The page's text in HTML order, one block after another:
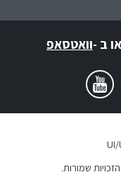
או ב -וואטסאפ
UI/